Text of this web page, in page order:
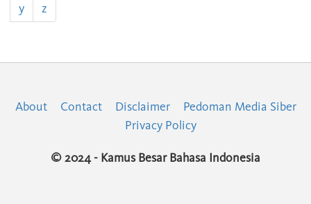
y
z
About Contact Disclaimer
Pedoman Media Siber
Privacy Policy
© 2024 - Kamus Besar Bahasa Indonesia